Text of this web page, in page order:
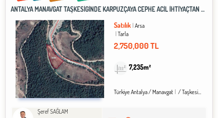
ANTALYA MANAVGAT TAŞKESİĞİNDE KARPUZÇAYA CEPHE ACİL İHTİYAÇTAN SATILIK 7235 M2 TARLA
Satılık Arsa
Tarla
2,750,000 TL
7,235m²
Türkiye Antalya / Manavgat / Taşkesiği Köyü
Şeref SAĞLAM